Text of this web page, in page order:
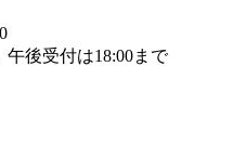
後受付は18:00まで